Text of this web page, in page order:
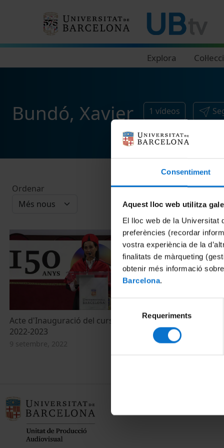
Consentiment
Aquest lloc web utilitza
El lloc web de la Universitat
preferències (recordar
vostra experiència de la
finalitats de màrqueting
obtenir més informació
Barcelona.
consentiment
Requeriments
Explora
Bundó, Xavier 1 vídeos
Ordenar
Acte d'Inauguració del curs acadèmic
2022-2023
9 setembre, 2022